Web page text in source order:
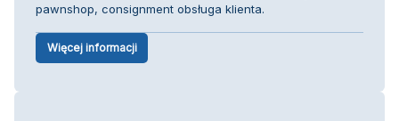
pawnshop, consignment obsługa klienta.
Więcej informacji